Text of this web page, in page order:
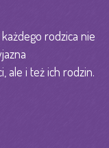
rodzica nie
ale i też ich rodzin.